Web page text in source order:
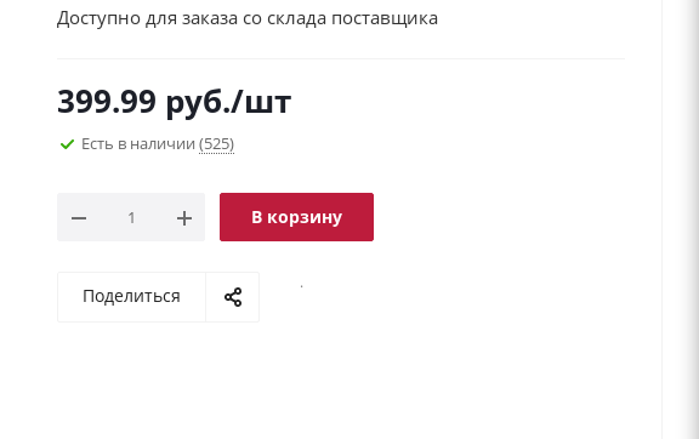
Доступно для заказа со склада поставщика
399.99 руб./шт
Есть в наличии (525)
В корзину
Поделиться
.